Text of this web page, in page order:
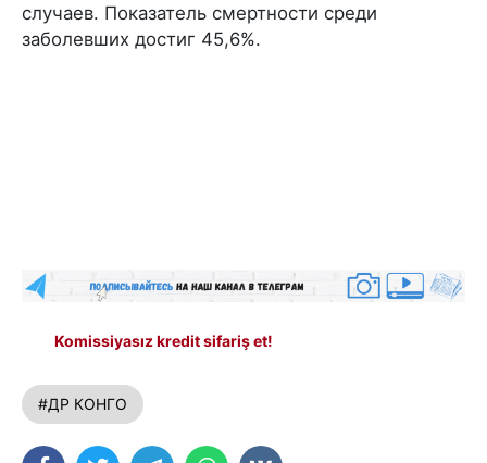
случаев. Показатель смертности среди
заболевших достиг 45,6%.
Komissiyasız kredit sifariş et!
#ДР КОНГО